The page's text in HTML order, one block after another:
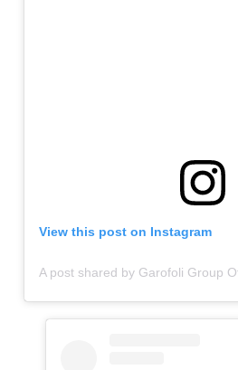
View this post on Instagram
A post shared by Garofoli Group